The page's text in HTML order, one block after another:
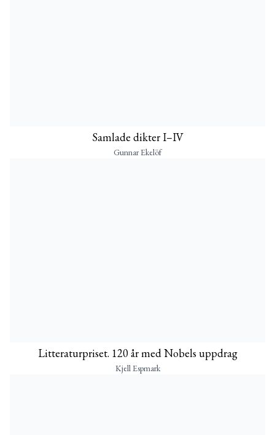
Samlade dikter I–IV
Gunnar Ekelöf
Litteraturpriset. 120 år med Nobels uppdrag
Kjell Espmark